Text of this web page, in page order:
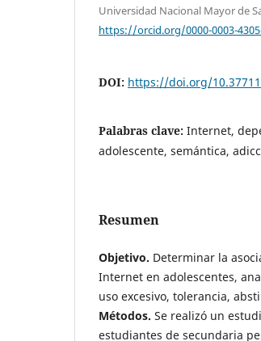
Universidad Nacional Mayor de
https://orcid.org/0000-0003-
DOI: https://doi.org/
Palabras clave: Internet,
adolescente, semántica,
Resumen
Objetivo. Determinar la
Internet en adolescentes,
uso excesivo, tolerancia,
Métodos. Se realizó un
estudiantes de secundaria